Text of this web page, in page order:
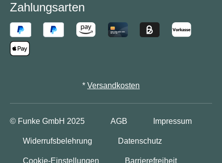
Zahlungsarten
* Versandkosten
© Funke GmbH 2025 AGB Impressum
Widerrufsbelehrung Datenschutz
Cookie-Einstellungen Barrierefreiheit